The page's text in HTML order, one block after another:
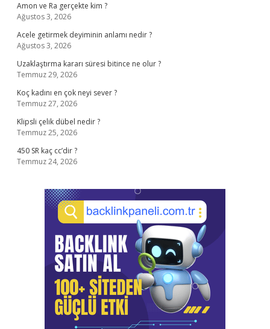
Amon ve Ra gerçekte kim ?
Ağustos 3, 2026
Acele getirmek deyiminin anlamı nedir ?
Ağustos 3, 2026
Uzaklaştırma kararı süresi bitince ne olur ?
Temmuz 29, 2026
Koç kadını en çok neyi sever ?
Temmuz 27, 2026
Klipsli çelik dübel nedir ?
Temmuz 25, 2026
450 SR kaç cc’dir ?
Temmuz 24, 2026